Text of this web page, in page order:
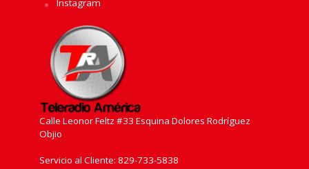
Instagram
Calle Leonor Feltz #33 Esquina Dolores Rodríguez
Objio
Servicio al Cliente: 829-733-5838